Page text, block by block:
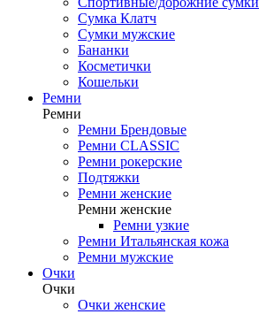
Сумка Клатч
Сумки мужские
Бананки
Косметички
Кошельки
Ремни
Ремни
Ремни Брендовые
Ремни CLASSIC
Ремни рокерские
Подтяжки
Ремни женские
Ремни женские
Ремни узкие
Ремни Итальянская кожа
Ремни мужские
Очки
Очки
Очки женские